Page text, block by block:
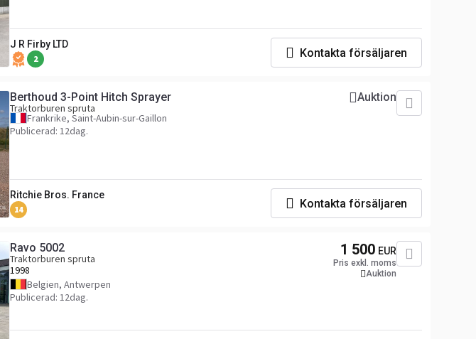
J R Firby LTD
2 Kontakta försäljaren
Berthoud 3-Point Hitch Sprayer
Traktorburen spruta
Frankrike, Saint-Aubin-sur-Gaillon
Publicerad: 12dag.
Auktion
Ritchie Bros. France
14 Kontakta försäljaren
Ravo 5002
Traktorburen spruta
1998
Belgien, Antwerpen
Publicerad: 12dag.
1 500 EUR
Pris exkl. moms
Auktion